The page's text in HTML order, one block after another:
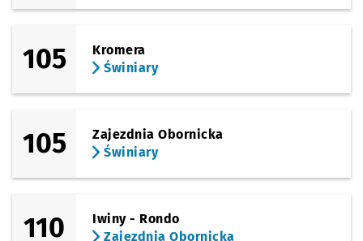
105
Kromera
Świniary
105
Zajezdnia Obornicka
Świniary
110
Iwiny - Rondo
Zajezdnia Obornicka